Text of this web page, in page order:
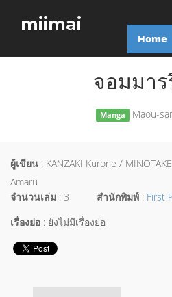
miimai
Home
จอมมาร
Manga Maou-
ผู้เขียน : KANZAKI Kurone / MINOTAKE
Amaru
จำนวนเล่ม : 3 สำนักพิมพ์ : First
เรื่องย่อ : ยังไม่มีเรื่องย่อ